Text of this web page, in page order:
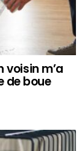
voisin m’a
de boue